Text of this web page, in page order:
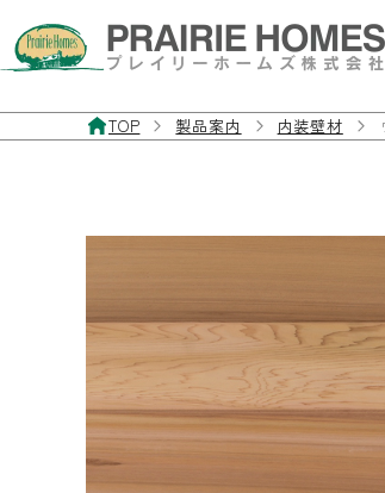
無垢フローリング
三層・複合フローリング
フローリングの違いと特徴
製品マニュアル
経年美化
お問い合わ
TOP 製品案内 内装壁材